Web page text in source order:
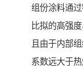
组份涂料通
比拟的高强
且由于内部
系数远大于